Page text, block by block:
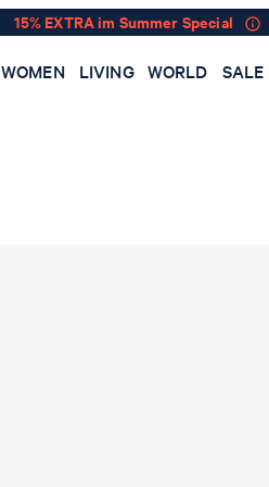
15% EXTRA im Summer Special
WOMEN LIVING WORLD SALE